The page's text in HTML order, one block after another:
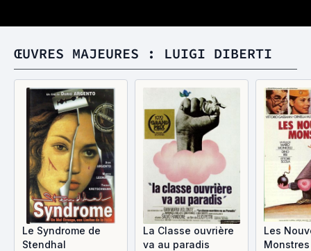
ŒUVRES MAJEURES : LUIGI DIBERTI
Le Syndrome de
Stendhal
La Classe ouvrière
va au paradis
Les
Monstres